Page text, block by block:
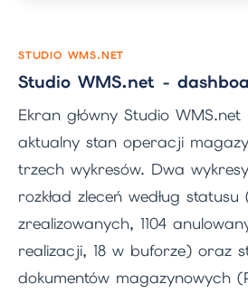
STUDIO WMS.NET
Studio WMS.net -
Ekran główny Studio WMS.net
aktualny stan operacji
trzech wykresów. Dwa
rozkład zleceń według statusu
zrealizowanych, 1104
realizacji, 18 w buforze) oraz
dokumentów magazynowych